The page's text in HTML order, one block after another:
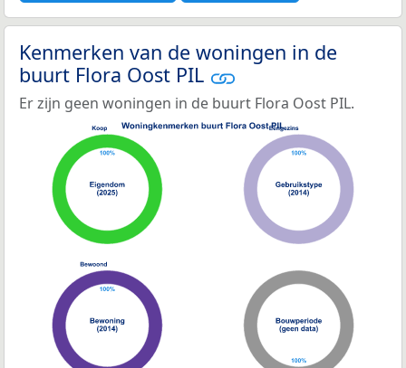
Kenmerken van de woningen in de
buurt Flora Oost PIL
Er zijn geen woningen in de buurt Flora Oost PIL.